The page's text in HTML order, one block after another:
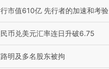
市值610亿 先行者的加速和考验
币兑美元汇率连日升破6.75
明及多名股东被拘